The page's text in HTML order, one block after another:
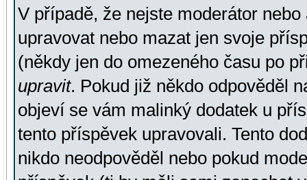
V případě, že nejste moderátor
upravovat nebo mazat jen svoje
(někdy jen do omezeného času po
upravit. Pokud již někdo odpověděl
objeví se vám malinký dodatek u
tento příspěvek upravovali. Tento
nikdo neodpověděl nebo pokud